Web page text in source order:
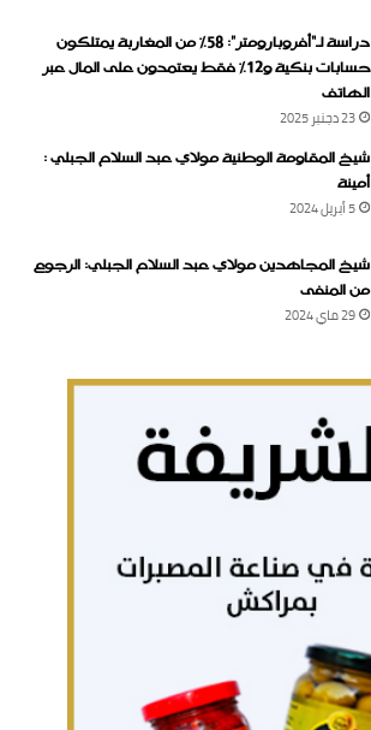
دراسة لـ“أفروبارومتر”: 58٪ من المغاربة يمتلكون
حسابات بنكية و12٪ فقط يعتمدون على المال عبر
الهاتف
23 دجنبر 2025
شيخ المقاومة الوطنية مولاي عبد السلام الجبلي :
أمينة
5 أبريل 2024
شيخ المجاهدين مولاي عبد السلام الجبلي: الرجوع
من المنفى
29 ماي 2024